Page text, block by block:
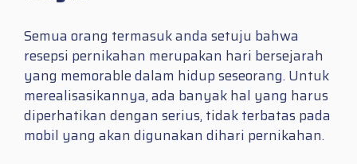
Semua orang termasuk anda setuju bahwa
resepsi pernikahan merupakan hari bersejarah
yang memorable dalam hidup seseorang. Untuk
merealisasikannya, ada banyak hal yang harus
diperhatikan dengan serius, tidak terbatas pada
mobil yang akan digunakan dihari pernikahan.